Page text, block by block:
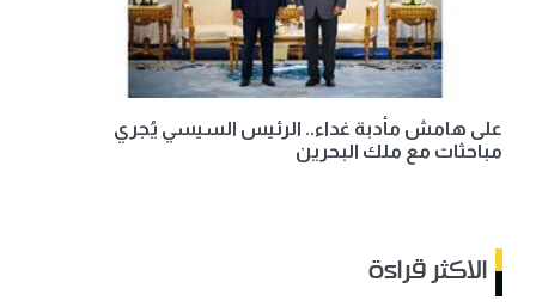
على هامش مأدبة غداء.. الرئيس السيسي يُجري
مباحثات مع ملك البحرين
الاكثر قراءة